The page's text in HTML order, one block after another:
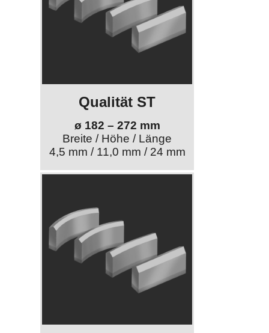
Qualität ST
ø 182 – 272 mm
Breite / Höhe / Länge
4,5 mm / 11,0 mm / 24 mm